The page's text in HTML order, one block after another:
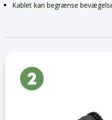
Kablet kan begrænse